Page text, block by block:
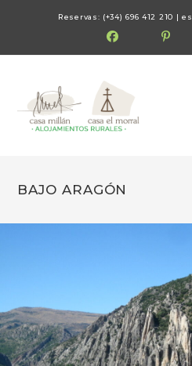
Reservas: (+34) 696 412 210 |
BAJO ARAGÓN